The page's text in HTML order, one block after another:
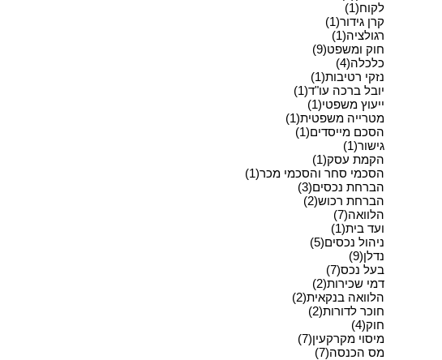
לקוח(1)
קרן גידור(1)
רגולציה(1)
חוק ומשפט(9)
כלכלה(4)
נזקי רטיבות(1)
יובל ברכה עו"ד(1)
ייעוץ משפטי(1)
מטרייה משפטית(1)
הסכם מייסדים(1)
גישור(1)
הקמת עסק(1)
הסכמי סחר והסכמי מכר(1)
הברחת נכסים(3)
הברחת רכוש(2)
הלוואה(7)
ועד בית(1)
ניהול נכסים(5)
נדלן(9)
בעל נכס(7)
דמי שכירות(2)
הלוואה בנקאית(2)
חוכר לדורות(2)
חוק(4)
מיסוי מקרקעין(7)
מס הכנסה(7)